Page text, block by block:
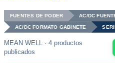
FUENTES DE PODER AC/DC
AC/DC FORMATO GABINETE
MEAN WELL · 4 productos
publicados